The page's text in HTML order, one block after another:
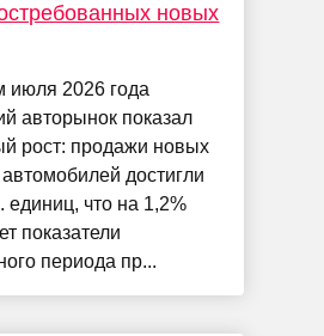
новых
июля 2026 года
авторынок показал
рост: продажи новых
достигли
единиц, что на 1,2%
показатели
периода пр...